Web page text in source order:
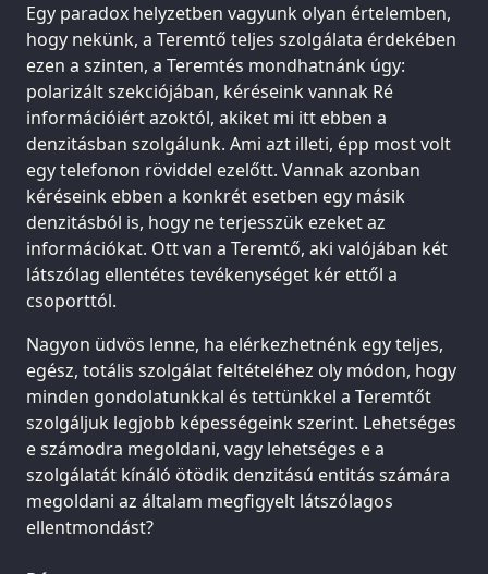
Egy paradox helyzetben vagyunk olyan értelemben,
hogy nekünk, a Teremtő teljes szolgálata érdekében
ezen a szinten, a Teremtés mondhatnánk úgy:
polarizált szekciójában, kéréseink vannak Ré
információiért azoktól, akiket mi itt ebben a
denzitásban szolgálunk. Ami azt illeti, épp most volt
egy telefonon röviddel ezelőtt. Vannak azonban
kéréseink ebben a konkrét esetben egy másik
denzitásból is, hogy ne terjesszük ezeket az
információkat. Ott van a Teremtő, aki valójában két
látszólag ellentétes tevékenységet kér ettől a
csoporttól.
Nagyon üdvös lenne, ha elérkezhetnénk egy teljes,
egész, totális szolgálat feltételéhez oly módon, hogy
minden gondolatunkkal és tettünkkel a Teremtőt
szolgáljuk legjobb képességeink szerint. Lehetséges
e számodra megoldani, vagy lehetséges e a
szolgálatát kínáló ötödik denzitású entitás számára
megoldani az általam megfigyelt látszólagos
ellentmondást?